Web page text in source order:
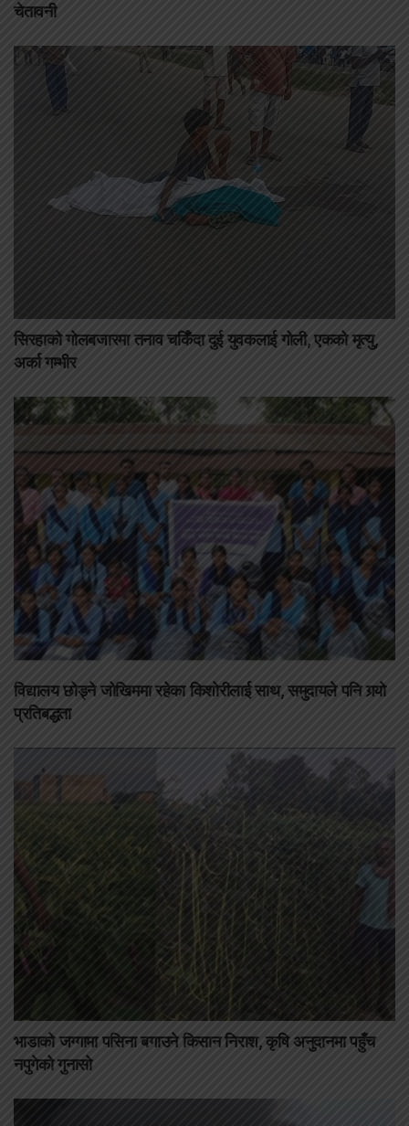
चेतावनी
सिरहाको गोलबजारमा तनाव चर्किँदा दुई युवकलाई गोली, एकको मृत्यु,
अर्का गम्भीर
विद्यालय छोड्ने जोखिममा रहेका किशोरीलाई साथ, समुदायले पनि गर्‍यो
प्रतिबद्धता
भाडाको जग्गामा पसिना बगाउने किसान निराश, कृषि अनुदानमा पहुँच
नपुगेको गुनासो